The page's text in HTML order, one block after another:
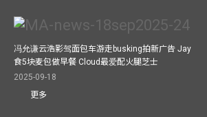
冯允谦云浩影驾面包车游走busking拍新广告 Jay
食5块麦包做早餐 Cloud最爱配火腿芝士
2025-09-18
更多